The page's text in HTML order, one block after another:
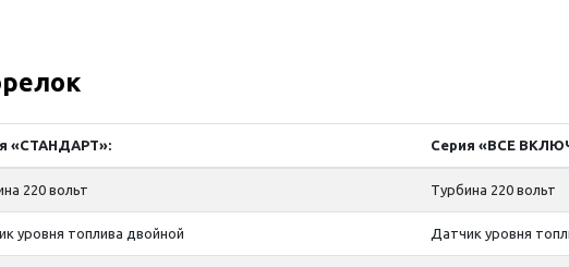
«СТАНДАРТ»: Серия «ВСЕ
220 вольт Турбина 220 вольт
уровня топлива двойной Датчик уровня